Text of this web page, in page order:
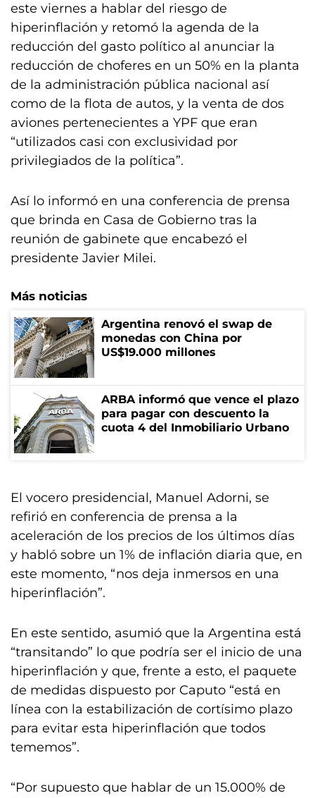
este viernes a hablar del riesgo de
hiperinflación y retomó la agenda de la
reducción del gasto político al anunciar la
reducción de choferes en un 50% en la planta
de la administración pública nacional así
como de la flota de autos, y la venta de dos
aviones pertenecientes a YPF que eran
“utilizados casi con exclusividad por
privilegiados de la política”.
Así lo informó en una conferencia de prensa
que brinda en Casa de Gobierno tras la
reunión de gabinete que encabezó el
presidente Javier Milei.
Más noticias
Argentina renovó el swap de
monedas con China por
US$19.000 millones
ARBA informó que vence el plazo
para pagar con descuento la
cuota 4 del Inmobiliario Urbano
El vocero presidencial, Manuel Adorni, se
refirió en conferencia de prensa a la
aceleración de los precios de los últimos días
y habló sobre un 1% de inflación diaria que, en
este momento, “nos deja inmersos en una
hiperinflación”.
En este sentido, asumió que la Argentina está
“transitando” lo que podría ser el inicio de una
hiperinflación y que, frente a esto, el paquete
de medidas dispuesto por Caputo “está en
línea con la estabilización de cortísimo plazo
para evitar esta hiperinflación que todos
tememos”.
“Por supuesto que hablar de un 15.000% de